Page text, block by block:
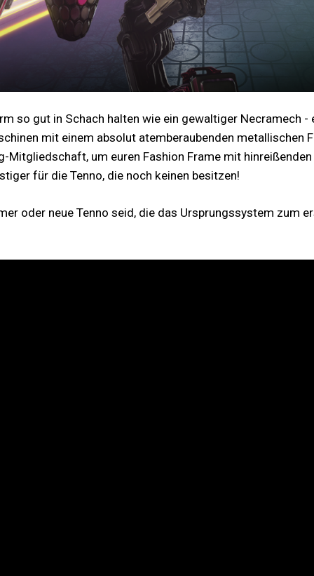
so gut in Schach halten wie ein gewaltiger Necramech
mit einem absolut atemberaubenden metallischen
um euren Fashion Frame mit
für die Tenno, die noch keinen besitzen!
oder neue Tenno seid, die das Ursprungssystem zum